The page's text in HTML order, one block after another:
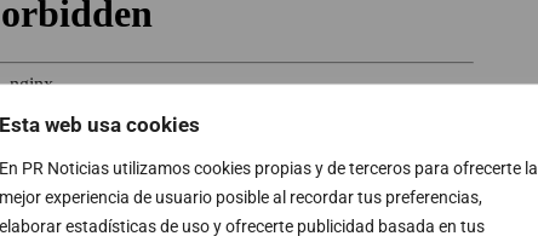
Esta web usa cookies
En PR Noticias utilizamos cookies propias y de terceros para ofrecerte la
mejor experiencia de usuario posible al recordar tus preferencias,
elaborar estadísticas de uso y ofrecerte publicidad basada en tus